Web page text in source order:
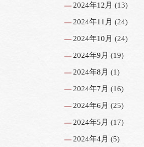
2024年12月 (13)
2024年11月 (24)
2024年10月 (24)
2024年9月 (19)
2024年8月 (1)
2024年7月 (16)
2024年6月 (25)
2024年5月 (17)
2024年4月 (5)